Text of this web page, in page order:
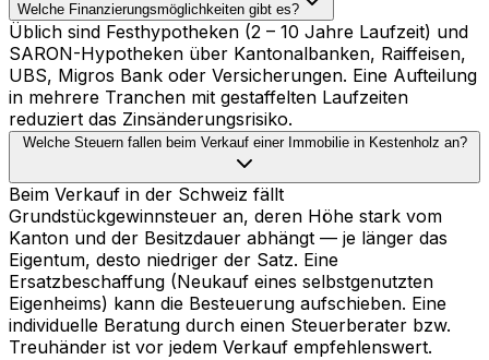
Welche Finanzierungsmöglichkeiten gibt es?
Üblich sind Festhypotheken (2 – 10 Jahre Laufzeit) und
SARON-Hypotheken über Kantonalbanken, Raiffeisen,
UBS, Migros Bank oder Versicherungen. Eine Aufteilung
in mehrere Tranchen mit gestaffelten Laufzeiten
reduziert das Zinsänderungsrisiko.
Welche Steuern fallen beim Verkauf einer Immobilie in Kestenholz an?
Beim Verkauf in der Schweiz fällt
Grundstückgewinnsteuer an, deren Höhe stark vom
Kanton und der Besitzdauer abhängt — je länger das
Eigentum, desto niedriger der Satz. Eine
Ersatzbeschaffung (Neukauf eines selbstgenutzten
Eigenheims) kann die Besteuerung aufschieben. Eine
individuelle Beratung durch einen Steuerberater bzw.
Treuhänder ist vor jedem Verkauf empfehlenswert.